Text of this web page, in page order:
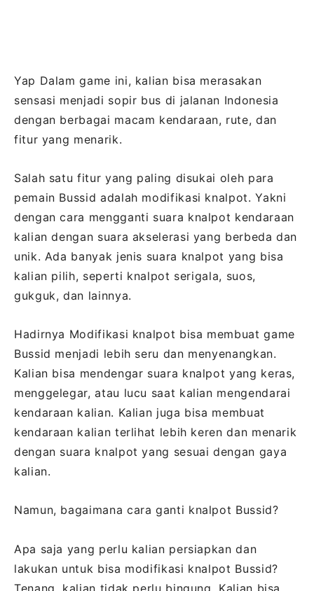
Yap Dalam game ini, kalian bisa merasakan
sensasi menjadi sopir bus di jalanan Indonesia
dengan berbagai macam kendaraan, rute, dan
fitur yang menarik.
Salah satu fitur yang paling disukai oleh para
pemain Bussid adalah modifikasi knalpot. Yakni
dengan cara mengganti suara knalpot kendaraan
kalian dengan suara akselerasi yang berbeda dan
unik. Ada banyak jenis suara knalpot yang bisa
kalian pilih, seperti knalpot serigala, suos,
gukguk, dan lainnya.
Hadirnya Modifikasi knalpot bisa membuat game
Bussid menjadi lebih seru dan menyenangkan.
Kalian bisa mendengar suara knalpot yang keras,
menggelegar, atau lucu saat kalian mengendarai
kendaraan kalian. Kalian juga bisa membuat
kendaraan kalian terlihat lebih keren dan menarik
dengan suara knalpot yang sesuai dengan gaya
kalian.
Namun, bagaimana cara ganti knalpot Bussid?
Apa saja yang perlu kalian persiapkan dan
lakukan untuk bisa modifikasi knalpot Bussid?
Tenang, kalian tidak perlu bingung. Kalian bisa